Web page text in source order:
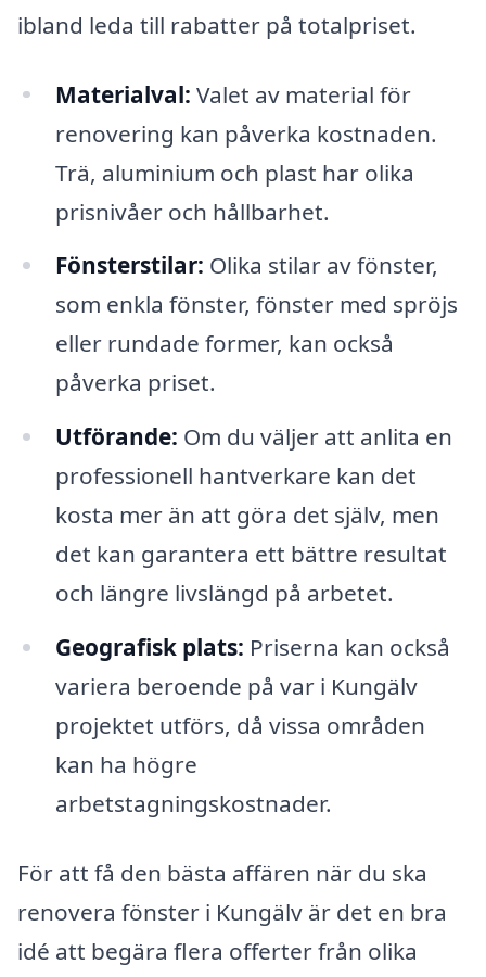
ibland leda till rabatter på totalpriset.
Materialval: Valet av material för
renovering kan påverka kostnaden.
Trä, aluminium och plast har olika
prisnivåer och hållbarhet.
Fönsterstilar: Olika stilar av fönster,
som enkla fönster, fönster med spröjs
eller rundade former, kan också
påverka priset.
Utförande: Om du väljer att anlita en
professionell hantverkare kan det
kosta mer än att göra det själv, men
det kan garantera ett bättre resultat
och längre livslängd på arbetet.
Geografisk plats: Priserna kan också
variera beroende på var i Kungälv
projektet utförs, då vissa områden
kan ha högre
arbetstagningskostnader.
För att få den bästa affären när du ska
renovera fönster i Kungälv är det en bra
idé att begära flera offerter från olika